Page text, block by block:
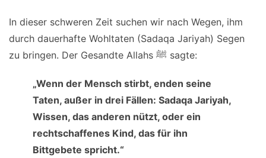
In dieser schweren Zeit suchen wir nach Wegen, ihm
durch dauerhafte Wohltaten (Sadaqa Jariyah) Segen
zu bringen. Der Gesandte Allahs ﷺ sagte:
„Wenn der Mensch stirbt, enden seine
Taten, außer in drei Fällen: Sadaqa Jariyah,
Wissen, das anderen nützt, oder ein
rechtschaffenes Kind, das für ihn
Bittgebete spricht.“